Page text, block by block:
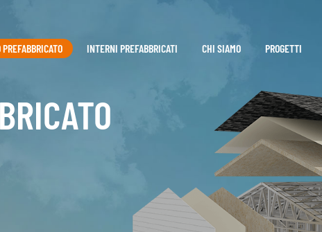
INTERNI PREFABBRICATI CHI SIAMO PROGETTI